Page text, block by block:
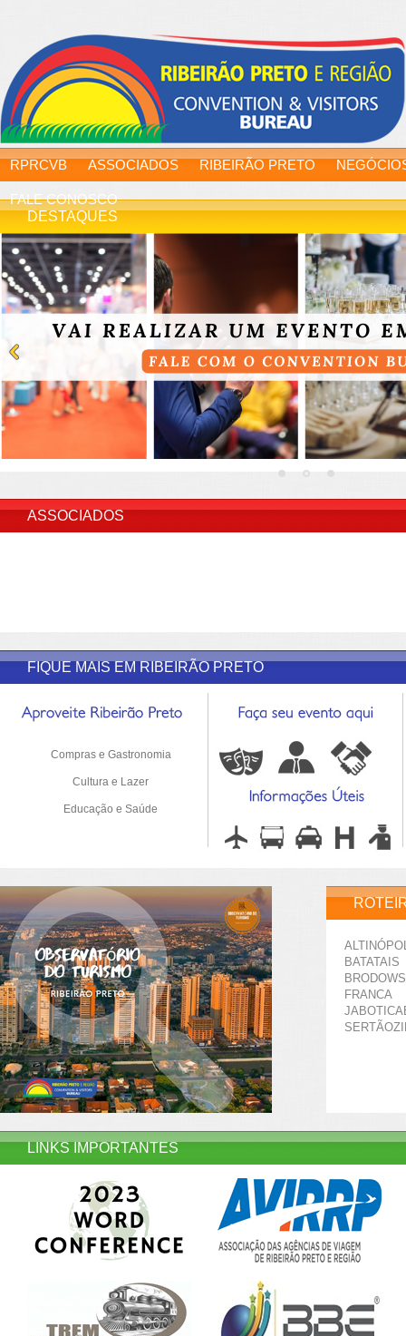
RPRCVB ASSOCIADOS RIBEIRÃO PRETO
FALE CONOSCO
DESTAQUES
ASSOCIADOS
FIQUE MAIS EM RIBEIRÃO PRETO
Compras e Gastronomia
Cultura e Lazer
Educação e Saúde
BATATAIS
FRANCA
LINKS IMPORTANTES